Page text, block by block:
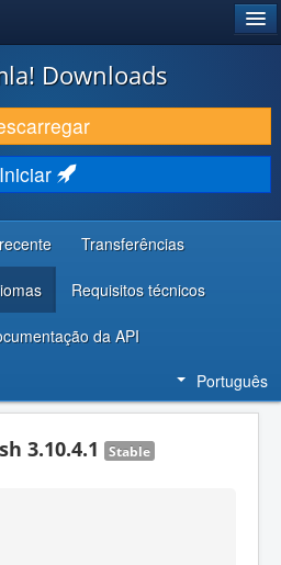
Downloads
Iniciar
Transferências
Requisitos técnicos
da API
Português
3.10.4.1 Stable